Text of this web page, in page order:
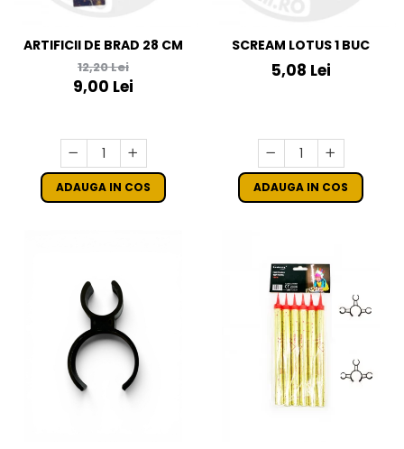
ARTIFICII DE BRAD 28 CM
12,20 Lei
9,00 Lei
ADAUGA IN COS
SCREAM LOTUS 1 BUC
5,08 Lei
ADAUGA IN COS